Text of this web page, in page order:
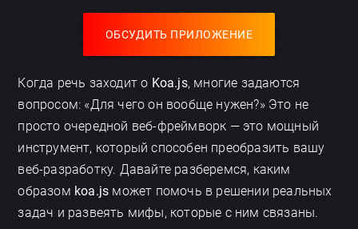
ОБСУДИТЬ ПРИЛОЖЕНИЕ
Когда речь заходит о Koa.js, многие задаются
вопросом: «Для чего он вообще нужен?» Это не
просто очередной веб-фреймворк — это мощный
инструмент, который способен преобразить вашу
веб-разработку. Давайте разберемся, каким
образом koa.js может помочь в решении реальных
задач и развеять мифы, которые с ним связаны.